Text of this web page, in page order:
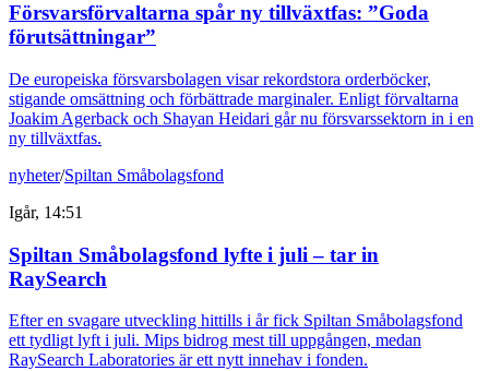
Försvarsförvaltarna spår ny tillväxtfas: ”Goda
förutsättningar”
De europeiska försvarsbolagen visar rekordstora orderböcker,
stigande omsättning och förbättrade marginaler. Enligt förvaltarna
Joakim Agerback och Shayan Heidari går nu försvarssektorn in i en
ny tillväxtfas.
nyheter/Spiltan Småbolagsfond
Igår, 14:51
Spiltan Småbolagsfond lyfte i juli – tar in
RaySearch
Efter en svagare utveckling hittills i år fick Spiltan Småbolagsfond
ett tydligt lyft i juli. Mips bidrog mest till uppgången, medan
RaySearch Laboratories är ett nytt innehav i fonden.